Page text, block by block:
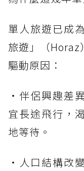
單人旅遊已成
旅遊」（Horaz
驅動原因：
・伴侶興趣差
宜長途飛行，
地等待。
・人口結構改